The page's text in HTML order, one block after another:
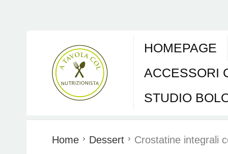
HOMEPAGE
ACCESSORI
STUDIO
Home Dessert Crostatine integrali